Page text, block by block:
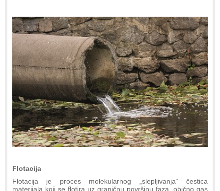
Flotacija
Flotacija je proces molekularnog „slepljivanja“ čestica
materijala koji se flotira uz graničnu površinu faza, obično gas